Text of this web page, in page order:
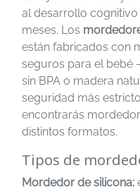
al desarrollo
meses. Los
están fabricados con
seguros para el bebé
sin BPA o madera
seguridad más
encontrarás
distintos formatos.
Tipos de
Mordedor de silicona: